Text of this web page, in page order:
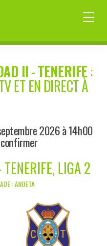
II-TENERIFE:
ET EN DIRECT À
2026 à 14h00
LIGA 2
: ANOETA